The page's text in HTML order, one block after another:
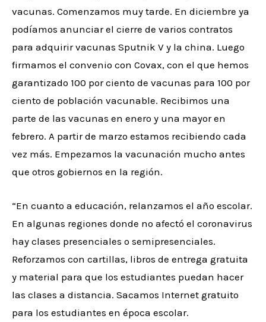
vacunas. Comenzamos muy tarde. En diciembre ya
podíamos anunciar el cierre de varios contratos
para adquirir vacunas Sputnik V y la china. Luego
firmamos el convenio con Covax, con el que hemos
garantizado 100 por ciento de vacunas para 100 por
ciento de población vacunable. Recibimos una
parte de las vacunas en enero y una mayor en
febrero. A partir de marzo estamos recibiendo cada
vez más. Empezamos la vacunación mucho antes
que otros gobiernos en la región.
“En cuanto a educación, relanzamos el año escolar.
En algunas regiones donde no afectó el coronavirus
hay clases presenciales o semipresenciales.
Reforzamos con cartillas, libros de entrega gratuita
y material para que los estudiantes puedan hacer
las clases a distancia. Sacamos Internet gratuito
para los estudiantes en época escolar.